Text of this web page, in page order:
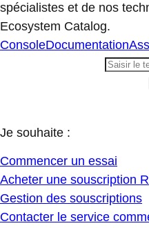
spécialistes et de nos
Ecosystem Catalog.
ConsoleDocumentation
Je souhaite :
Commencer un essai
Acheter une souscription
Gestion des souscriptions
Contacter le service